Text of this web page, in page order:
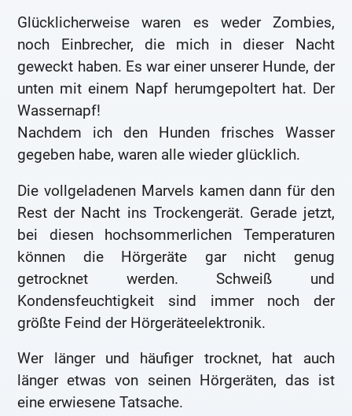
Glücklicherweise waren es weder Zombies,
noch Einbrecher, die mich in dieser Nacht
geweckt haben. Es war einer unserer Hunde, der
unten mit einem Napf herumgepoltert hat. Der
Wassernapf!
Nachdem ich den Hunden frisches Wasser
gegeben habe, waren alle wieder glücklich.
Die vollgeladenen Marvels kamen dann für den
Rest der Nacht ins Trockengerät. Gerade jetzt,
bei diesen hochsommerlichen Temperaturen
können die Hörgeräte gar nicht genug
getrocknet werden. Schweiß und
Kondensfeuchtigkeit sind immer noch der
größte Feind der Hörgeräteelektronik.
Wer länger und häufiger trocknet, hat auch
länger etwas von seinen Hörgeräten, das ist
eine erwiesene Tatsache.